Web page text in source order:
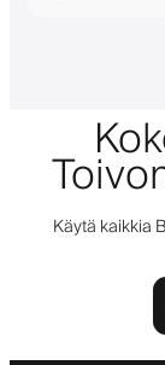
Käytä kaikkia